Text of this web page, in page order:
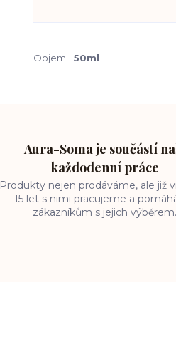
Objem: 50ml
Aura-Soma je součástí
každodenní práce
Produkty nejen prodáváme, ale již
15 let s nimi pracujeme a
zákazníkům s jejich výběrem.